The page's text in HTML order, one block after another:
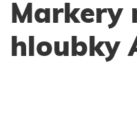
Markery
hloubky